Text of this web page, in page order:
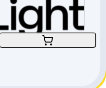
4.0